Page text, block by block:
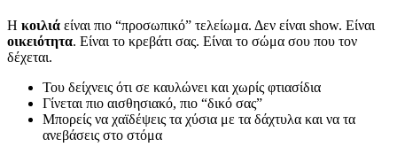
Η κοιλιά είναι πιο “προσωπικό” τελείωμα. Δεν είναι show. Είναι
οικειότητα. Είναι το κρεβάτι σας. Είναι το σώμα σου που τον
δέχεται.
Του δείχνεις ότι σε καυλώνει και χωρίς φτιασίδια
Γίνεται πιο αισθησιακό, πιο “δικό σας”
Μπορείς να χαϊδέψεις τα χύσια με τα δάχτυλα και να τα
ανεβάσεις στο στόμα